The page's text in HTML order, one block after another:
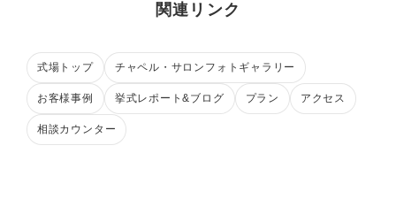
関連リンク
式場トップ チャペル・サロンフォトギャラリー
お客様事例 挙式レポート&ブログ プラン アクセス
相談カウンター